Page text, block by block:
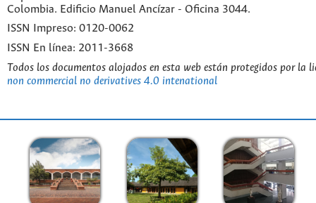
Colombia. Edificio Manuel Ancízar - Oficina 3044.
ISSN Impreso: 0120-0062
ISSN En línea: 2011-3668
Todos los documentos alojados en esta web están protegidos por la
non commercial no derivatives 4.0 intenational